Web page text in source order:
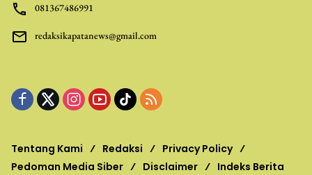
081367486991
redaksikapatanews@gmail.com
Tentang Kami Redaksi
Privacy Policy
Pedoman Media Siber
Disclaimer Indeks Berita